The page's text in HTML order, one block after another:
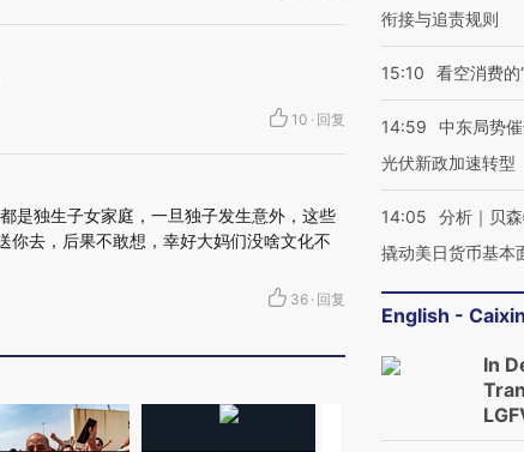
10 · 回复
是独生子女家庭，一旦独子发生意外，这些
你去，后果不敢想，幸好大妈们没啥文化不
36 · 回复
衔接与追责规则
15:10 看空消费的
14:59
中东局势
光伏新政加速转型
14:05
分析｜贝
撬动美日货币基本
English -
In